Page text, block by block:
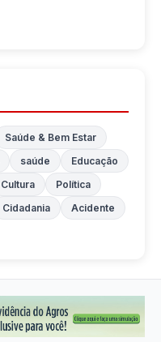
Saúde & Bem Estar
saúde
Educação
Cultura
Política
Cidadania
Acidente